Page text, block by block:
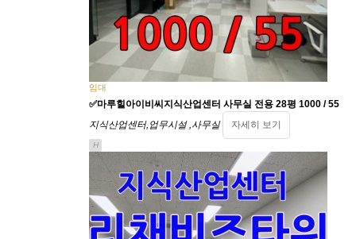
임대
✅마루힐아이비씨지식산업센터 사무실 전용 28평 1000 / 55
지식산업센터,업무시설 ,사무실
자세히 보기
H